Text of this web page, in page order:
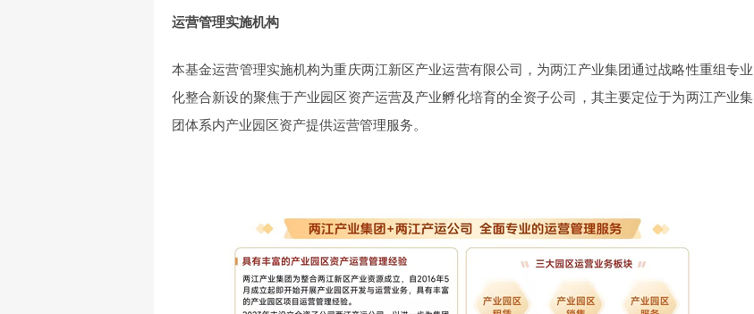
运营管理实施机构
本基金运营管理实施机构为重庆两江新区产业运营有限公司，为两江产业集团通过战略性重组专业
化整合新设的聚焦于产业园区资产运营及产业孵化培育的全资子公司，其主要定位于为两江产业集
团体系内产业园区资产提供运营管理服务。